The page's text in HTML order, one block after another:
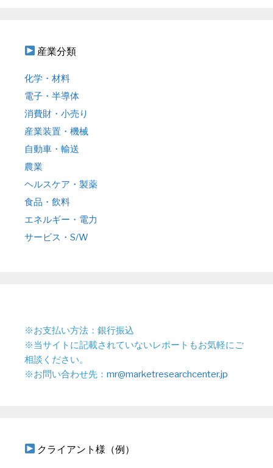
産業分類
化学・材料
電子・半導体
消費財・小売り
産業装置・機械
自動車・輸送
農業
ヘルスケア・製薬
食品・飲料
エネルギー・電力
サービス・S/W
※お支払い方法：銀行振込
※当サイトに記載されていないレポートもお気軽にご
相談ください。
※お問い合わせ先： mr@marketresearchcenter.jp
クライアント様（例）